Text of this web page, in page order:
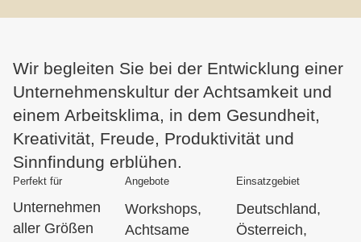
Perfekt für
Unternehmen
aller Größen
Angebote
Workshops,
Achtsame
Einsatzgebiet
Deutschland,
Österreich,
Wir begleiten Sie bei der Entwicklung einer
Unternehmenskultur der Achtsamkeit und
einem Arbeitsklima, in dem Gesundheit,
Kreativität, Freude, Produktivität und
Sinnfindung erblühen.